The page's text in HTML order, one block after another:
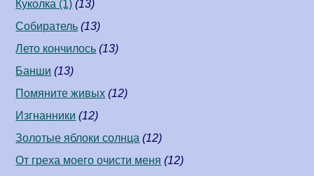
Куколка (1) (13)
Собиратель (13)
Лето кончилось (13)
Банши (13)
Помяните живых (12)
Изгнанники (12)
Золотые яблоки солнца (12)
От греха моего очисти меня (12)